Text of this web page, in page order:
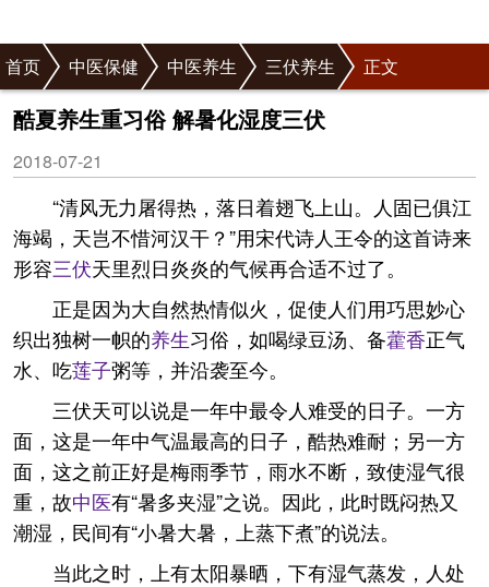
首页 中医保健 中医养生 三伏养生 正文
酷夏养生重习俗 解暑化湿度三伏
2018-07-21
“清风无力屠得热，落日着翅飞上山。人固已俱江
海竭，天岂不惜河汉干？”用宋代诗人王令的这首诗来
形容三伏天里烈日炎炎的气候再合适不过了。
正是因为大自然热情似火，促使人们用巧思妙心
织出独树一帜的养生习俗，如喝绿豆汤、备藿香正气
水、吃莲子粥等，并沿袭至今。
三伏天可以说是一年中最令人难受的日子。一方
面，这是一年中气温最高的日子，酷热难耐；另一方
面，这之前正好是梅雨季节，雨水不断，致使湿气很
重，故中医有“暑多夹湿”之说。因此，此时既闷热又
潮湿，民间有“小暑大暑，上蒸下煮”的说法。
当此之时，上有太阳暴晒，下有湿气蒸发，人处